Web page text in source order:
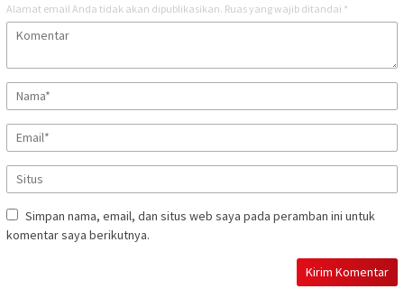
Alamat email Anda tidak akan dipublikasikan. Ruas yang wajib ditandai *
Simpan nama, email, dan situs web saya pada peramban ini untuk
komentar saya berikutnya.